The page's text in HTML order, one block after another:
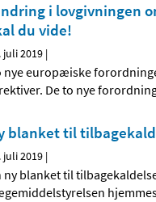
i lovgivningen
du vide!
juli 2019 |
nye europæiske
De to nye
blanket til
juli 2019 |
ny blanket til